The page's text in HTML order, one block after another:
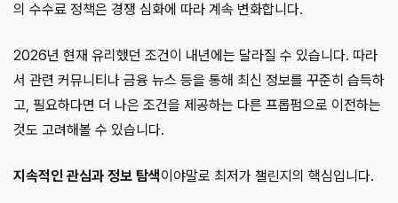
의 수수료 정책은 경쟁 심화에 따라 계속 변화합니다.
2026년 현재 유리했던 조건이 내년에는 달라질 수 있습니다. 따라
서 관련 커뮤니티나 금융 뉴스 등을 통해 최신 정보를 꾸준히 습득하
고, 필요하다면 더 나은 조건을 제공하는 다른 프롭펌으로 이전하는
것도 고려해볼 수 있습니다.
지속적인 관심과 정보 탐색이야말로 최저가 챌린지의 핵심입니다.